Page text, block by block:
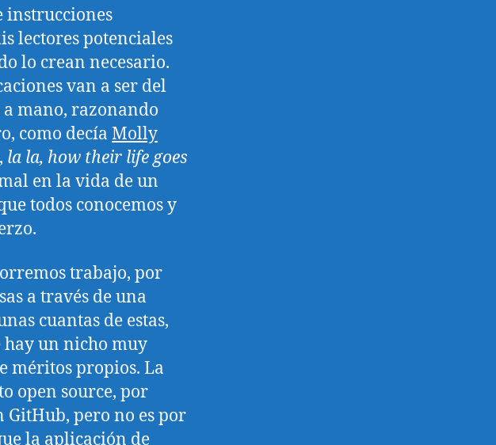
instrucciones
lectores potenciales
lo crean necesario.
van a ser del
mano, razonando
como decía Molly
la la, how their life goes
en la vida de un
todos conocemos y
trabajo, por
a través de una
cuantas de estas,
hay un nicho muy
méritos propios. La
open source, por
GitHub, pero no es por
la aplicación de